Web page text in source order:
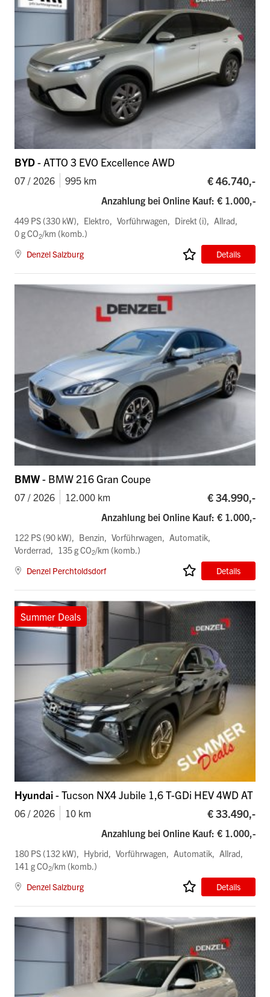
BYD- ATTO 3 EVO Excellence AWD
07 / 2026 995 km € 46.740,-
Anzahlung bei Online Kauf: € 1.000,-
449 PS (330 kW) Elektro Vorführwagen Direkt (i)
Allrad
0 g CO2/km (komb.)
Denzel Salzburg
Details
BMW- BMW 216 Gran Coupe
07 / 2026 12.000 km € 34.990,-
Anzahlung bei Online Kauf: € 1.000,-
122 PS (90 kW) Benzin Vorführwagen
Automatik
Vorderrad
135 g CO2/km (komb.)
Denzel Perchtoldsdorf
Details
Summer Deals
Hyundai- Tucson NX4 Jubile 1,6 T-GDi HEV 4WD AT
06 / 2026 10 km € 33.490,-
Anzahlung bei Online Kauf: € 1.000,-
180 PS (132 kW) Hybrid Vorführwagen Automatik
Allrad
141 g CO2/km (komb.)
Denzel Salzburg
Details